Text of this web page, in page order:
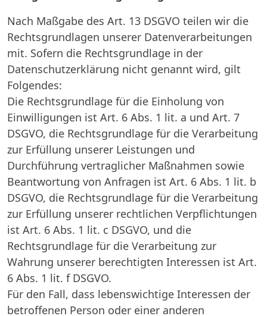
Nach Maßgabe des Art. 13 DSGVO teilen wir die
Rechtsgrundlagen unserer Datenverarbeitungen
mit. Sofern die Rechtsgrundlage in der
Datenschutzerklärung nicht genannt wird, gilt
Folgendes:
Die Rechtsgrundlage für die Einholung von
Einwilligungen ist Art. 6 Abs. 1 lit. a und Art. 7
DSGVO, die Rechtsgrundlage für die Verarbeitung
zur Erfüllung unserer Leistungen und
Durchführung vertraglicher Maßnahmen sowie
Beantwortung von Anfragen ist Art. 6 Abs. 1 lit. b
DSGVO, die Rechtsgrundlage für die Verarbeitung
zur Erfüllung unserer rechtlichen Verpflichtungen
ist Art. 6 Abs. 1 lit. c DSGVO, und die
Rechtsgrundlage für die Verarbeitung zur
Wahrung unserer berechtigten Interessen ist Art.
6 Abs. 1 lit. f DSGVO.
Für den Fall, dass lebenswichtige Interessen der
betroffenen Person oder einer anderen